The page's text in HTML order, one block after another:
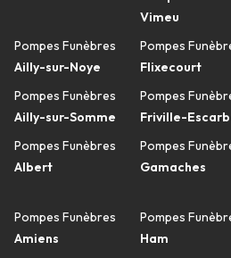
Pompes Funèbres
Ailly-sur-Noye
Pompes Funèbres
Ailly-sur-Somme
Pompes Funèbres
Albert
Pompes Funèbres
Amiens
Vimeu
Pompes
Flixecourt
Pompes
Friville-
Pompes
Gamaches
Pompes
Ham